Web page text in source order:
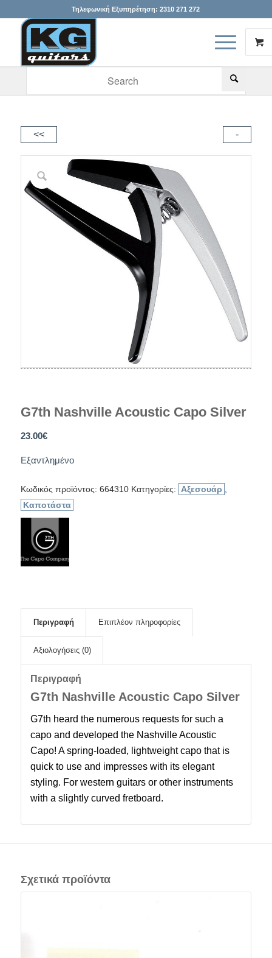
Τηλεφωνική Εξυπηρέτηση:2310 271 272
<< -
G7th Nashville Acoustic Capo Silver
23.00€
Εξαντλημένο
Κωδικός προϊόντος: 664310 Κατηγορίες: Αξεσουάρ
Καποτάστα
Περιγραφή Επιπλέον πληροφορίες
Αξιολογήσεις (0)
Περιγραφή
G7th Nashville Acoustic Capo Silver
G7th heard the numerous requests for such a
capo and developed the Nashville Acoustic
Capo! A spring-loaded, lightweight capo that is
quick to use and impresses with its elegant
styling. For western guitars or other instruments
with a slightly curved fretboard.
Σχετικά προϊόντα